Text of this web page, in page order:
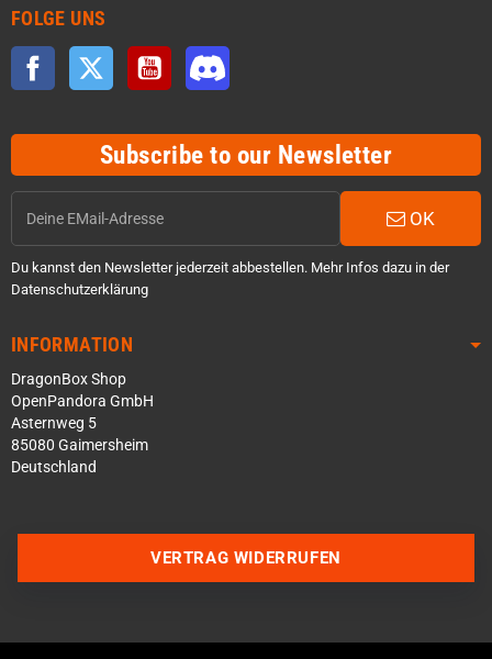
FOLGE UNS
Facebook Twitter YouTube
Subscribe to our Newsletter
OK
Du kannst den Newsletter jederzeit abbestellen. Mehr Infos dazu in der
Datenschutzerklärung
INFORMATION
DragonBox Shop
OpenPandora GmbH
Asternweg 5
85080 Gaimersheim
Deutschland
Über WhatsApp schreiben
Discord Server beitreten
VERTRAG WIDERRUFEN